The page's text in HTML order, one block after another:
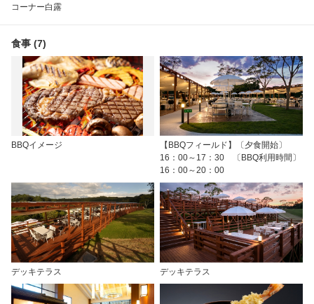
コーナー白露
食事 (7)
BBQイメージ
【BBQフィールド】〔夕食開始〕
16：00～17：30 〔BBQ利用時間〕
16：00～20：00
デッキテラス デッキテラス